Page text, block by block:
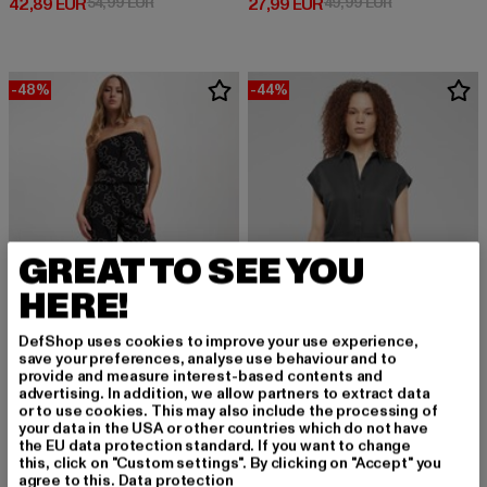
-48%
URBAN CLASSICS
Ladies Viscose Bandeau
25,99 EUR
Derzeitiger Preis: 25,99 EUR
49,99 EURAktionspreis: 49,99 EUR
-44%
URBAN CLASSICS
27,99 EUR
Derzeitiger Preis: 27,99 EUR
49,99 EURAktionspreis:
GREAT TO SEE YOU
HERE!
DefShop uses cookies to improve your use experience,
save your preferences, analyse use behaviour and to
provide and measure interest-based contents and
advertising. In addition, we allow partners to extract data
or to use cookies. This may also include the processing of
your data in the USA or other countries which do not have
the EU data protection standard. If you want to change
this, click on "Custom settings". By clicking on "Accept" you
agree to this. Data protection